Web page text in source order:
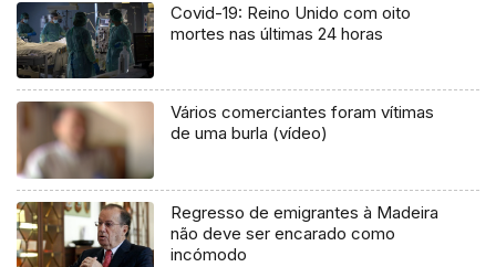
Covid-19: Reino Unido com oito
mortes nas últimas 24 horas
Vários comerciantes foram vítimas
de uma burla (vídeo)
Regresso de emigrantes à Madeira
não deve ser encarado como
incómodo